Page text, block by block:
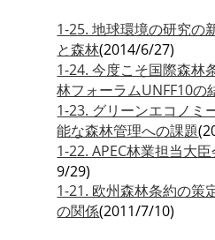
1-25. 地球環境の研究
と森林(2014/6/27)
1-24. 今度こそ国際森林
林フォーラムUNFF10の
1-23. グリーンエコノミ
能な森林管理への課題
1-22. APEC林業担当大
9/29)
1-21. 欧州森林条約の策
の関係(2011/7/10)